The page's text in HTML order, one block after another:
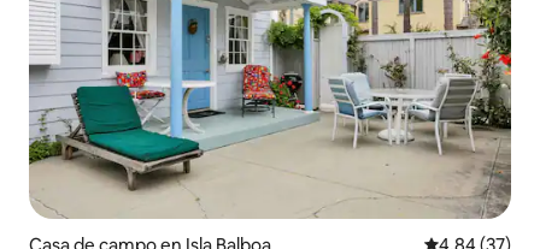
Casa de campo en Isla Balboa Calificación
4.84 (37)